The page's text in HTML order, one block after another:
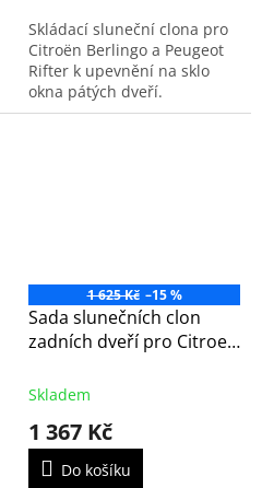
Skládací sluneční clona pro
Citroën Berlingo a Peugeot
Rifter k upevnění na sklo
okna pátých dveří.
1 625 Kč –15 %
Sada slunečních clon
zadních dveří pro Citroen
Rifter, Opel Combo,
Skladem
1 367 Kč
Do košíku